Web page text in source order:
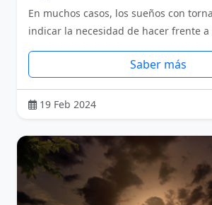
En muchos casos, los sueños con
indicar la necesidad de hacer frente
Saber más
19 Feb 2024